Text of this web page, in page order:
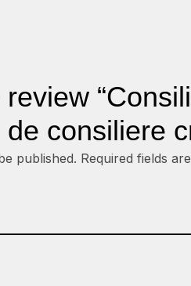
consiliere
published. Required fields